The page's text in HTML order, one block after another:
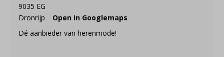
9035 EG
Dronrijp
Open in Googlemaps
Dé aanbieder van herenmode!